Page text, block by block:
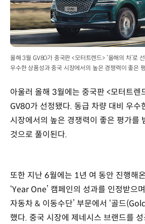
올해 3월 GV80가 중국판 <모터트렌드> ‘올해의 차’로
우수한 상품성과 중국 시장에서의 높은 경쟁력이 좋은
아울러 올해 3월에는 중국판 <모터트렌
GV80가 선정됐다. 동급 차량 대비 우수
시장에서의 높은 경쟁력이 좋은 평가를
것으로 풀이된다.
또한 지난 6월에는 1년 여 동안 진행해
‘Year One’ 캠페인의 성과를 인정받으
자동차 & 이동수단’ 부문에서 ‘골드
했다. 중국 시장에 제네시스 브랜드를